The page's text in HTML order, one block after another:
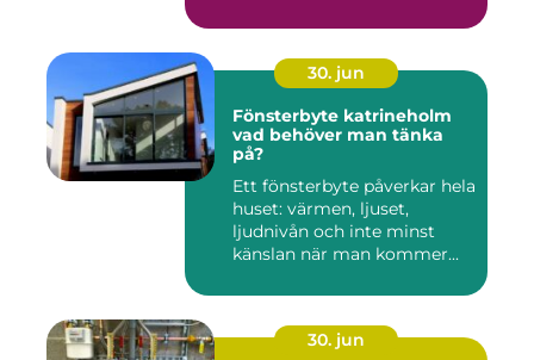
30. jun
Fönsterbyte katrineholm
vad behöver man tänka
på?
Ett fönsterbyte påverkar hela
huset: värmen, ljuset,
ljudnivån och inte minst
känslan när man kommer...
30. jun